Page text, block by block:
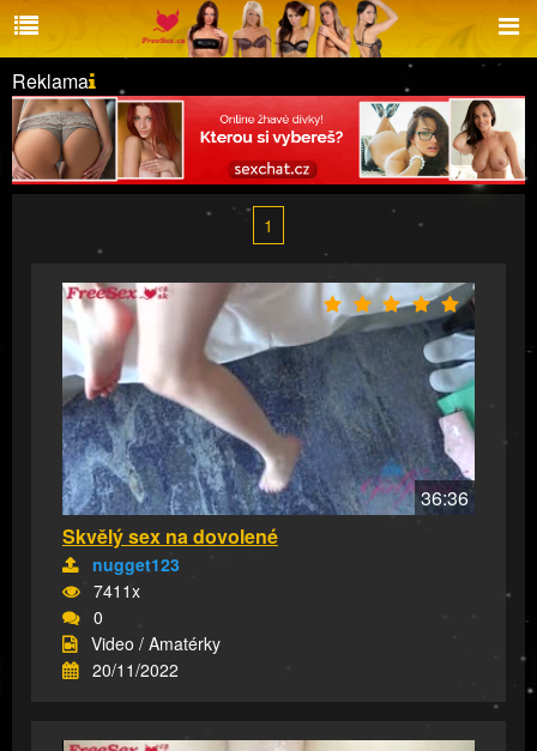
Reklama
1
36:36
Skvělý sex na dovolené
nugget123
7411x
0
Video / Amatérky
20/11/2022